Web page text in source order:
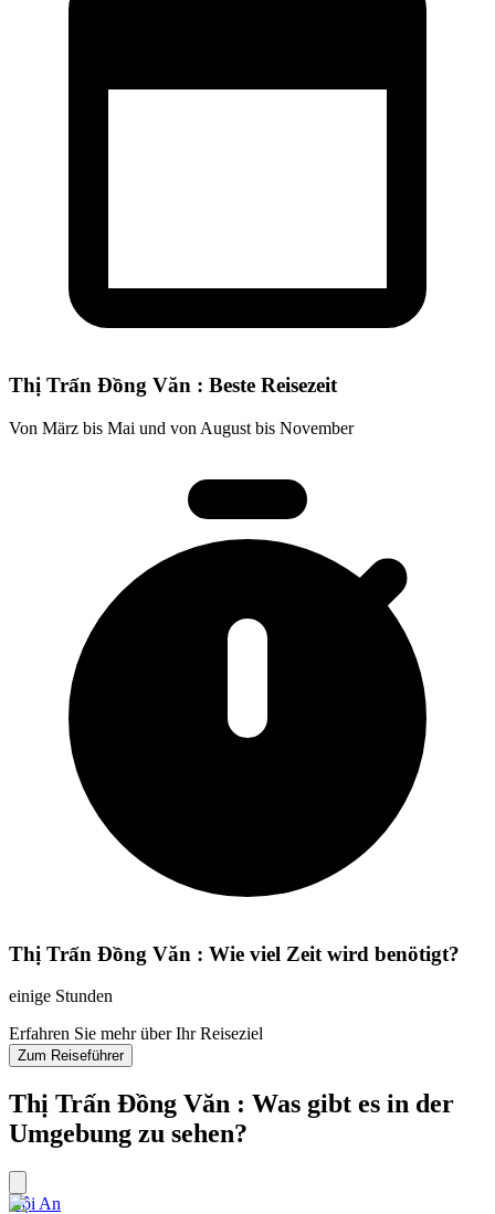
Thị Trấn Đồng Văn : Beste Reisezeit
Von März bis Mai und von August bis November
Thị Trấn Đồng Văn : Wie viel Zeit wird benötigt?
einige Stunden
Erfahren Sie mehr über Ihr Reiseziel
Zum Reiseführer
Thị Trấn Đồng Văn : Was gibt es in der
Umgebung zu sehen?
Hội An